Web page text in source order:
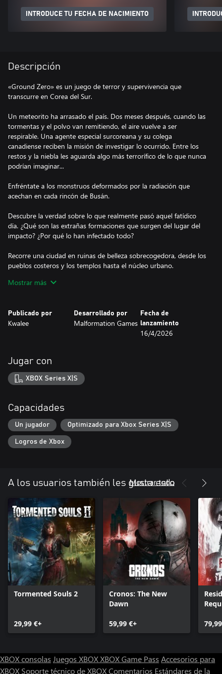
INTRODUCE TU FECHA DE NACIMIENTO
Descripción
«Ground Zero» es un juego de terror y supervivencia que
transcurre en Corea del Sur.
Un meteorito ha arrasado el país. Dos meses después, cuando las
tormentas y el polvo van remitiendo, el aire vuelve a ser
respirable. Una agente especial surcoreana y su colega
canadiense reciben la misión de investigar lo ocurrido. Entre los
restos y la niebla les aguarda algo más terrorífico de lo que nunca
podrían imaginar...
Enfréntate a los monstruos deformados por la radiación que
acechan en cada rincón de Busán.
Descubre la verdad sobre lo que realmente pasó aquel fatídico
día. ¿Qué son las extrañas formaciones que surgen del lugar del
impacto? ¿Por qué lo han infectado todo?
Recorre una ciudad en ruinas de belleza sobrecogedora, desde los
pueblos costeros y los templos hasta el núcleo urbano.
Defiéndete con toda clase de técnicas: dispara, apuñala, da
Perfecciona tus habilidades de combate y hazte con jugosas
recompensas. Cuantas más bajas limpias consigas, más puntos
Lucha contra jefes monstruosos. Seo-Yeon no tiene ni idea de lo
brutales que pueden llegar a ser las mutaciones en el corazón de
la ciudad. Prepárate para cualquier cosa.
Revive la experiencia de los clásicos de supervivencia. «Ground
Zero» recupera la nostalgia de los títulos retro de terror con
cámaras fijas, escenarios prerrenderizados, rompecabezas, un
nivel de dificultad ajustable y controles opcionales de tipo tanque.
Mostrar más
Publicado por
Kwalee
Desarrollado por
Malformation Games
Fecha de
lanzamiento
16/4/2026
Jugar con
XBOX Series X|S
Capacidades
Un jugador Optimizado para Xbox Series X|S
Logros de Xbox
A los usuarios también les gusta esto
Mostrar todo
Tormented Souls 2
29,99 €+
Cronos: The New
Dawn
59,99 €+
XBOX consolas Juegos XBOXXBOX Game Pass Accesorios para
XBOX Soporte técnico de XBOXComentarios Estándares de la